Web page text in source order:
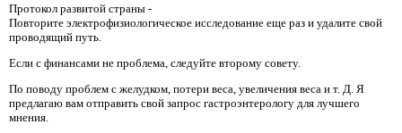
Протокол развитой страны -
Повторите электрофизиологическое исследование еще раз и удалите свой
проводящий путь.
Если с финансами не проблема, следуйте второму совету.
По поводу проблем с желудком, потери веса, увеличения веса и т. Д. Я
предлагаю вам отправить свой запрос гастроэнтерологу для лучшего
мнения.